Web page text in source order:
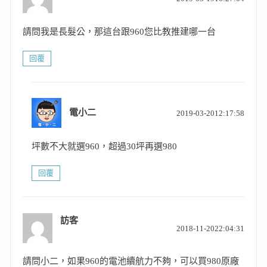
請問我是長髮公，那這台跟960您比教推建哪一台
回覆
電小二 2019-03-2012:17:58
坪數不大就選960，超過30坪再選980
回覆
訪客
2018-11-2022:04:31
請問小二，如果960的電池續航力不夠，可以買980原廠